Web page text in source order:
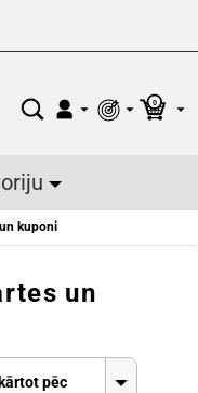
0
kuponi
un
kārtot pēc